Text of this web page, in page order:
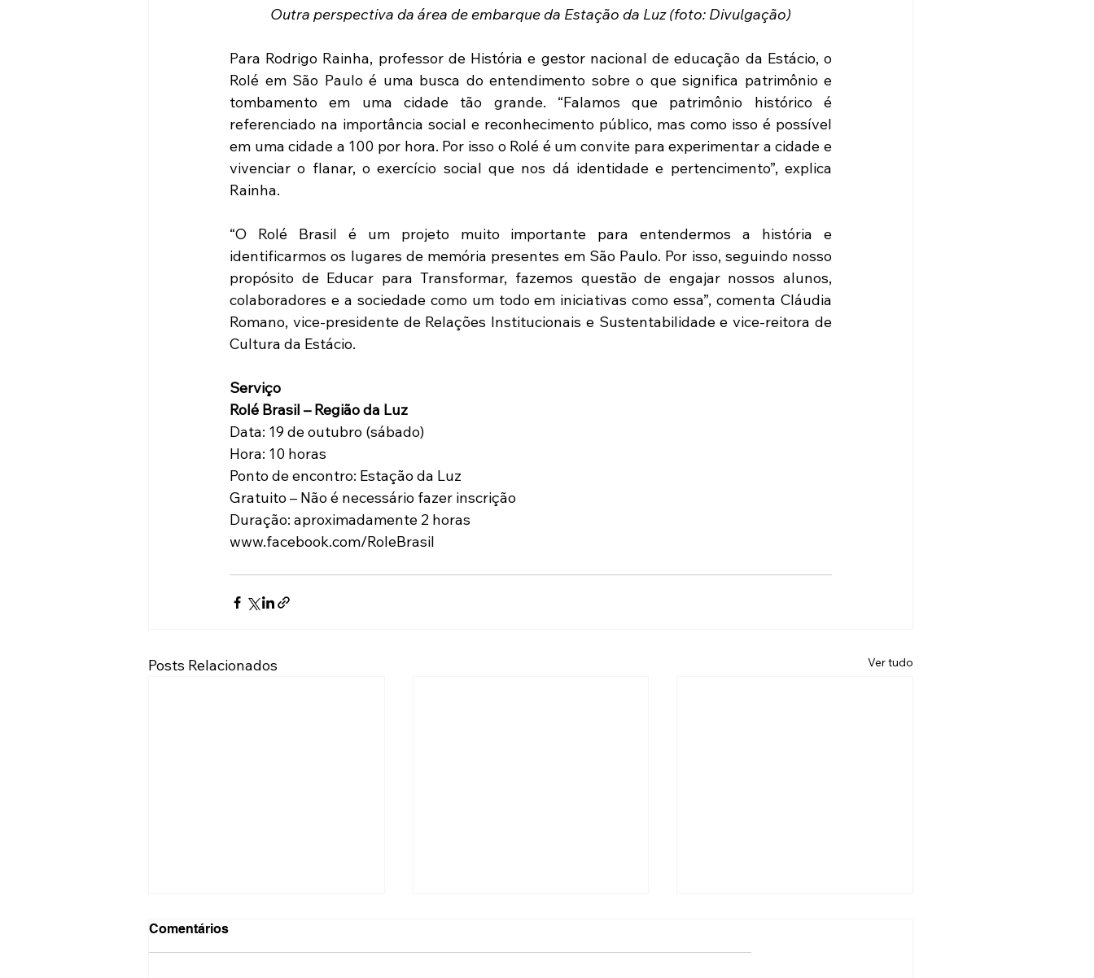
Outra perspectiva da área de embarque da Estação da Luz (foto: Divulgação)
Para Rodrigo Rainha, professor de História e gestor nacional de educação da Estácio, o
Rolé em São Paulo é uma busca do entendimento sobre o que significa patrimônio e
tombamento em uma cidade tão grande. “Falamos que patrimônio histórico é
referenciado na importância social e reconhecimento público, mas como isso é possível
em uma cidade a 100 por hora. Por isso o Rolé é um convite para experimentar a cidade e
vivenciar o flanar, o exercício social que nos dá identidade e pertencimento”, explica
Rainha.
“O Rolé Brasil é um projeto muito importante para entendermos a história e
identificarmos os lugares de memória presentes em São Paulo. Por isso, seguindo nosso
propósito de Educar para Transformar, fazemos questão de engajar nossos alunos,
colaboradores e a sociedade como um todo em iniciativas como essa”, comenta Cláudia
Romano, vice-presidente de Relações Institucionais e Sustentabilidade e vice-reitora de
Cultura da Estácio.
Serviço
Rolé Brasil – Região da Luz
Data: 19 de outubro (sábado)
Hora: 10 horas
Ponto de encontro: Estação da Luz
Gratuito – Não é necessário fazer inscrição
Duração: aproximadamente 2 horas
www.facebook.com/RoleBrasil
Posts Relacionados Ver tudo
Comentários